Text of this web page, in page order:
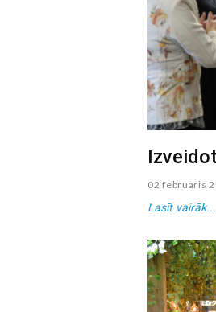
02 februaris
Lasīt vairāk...